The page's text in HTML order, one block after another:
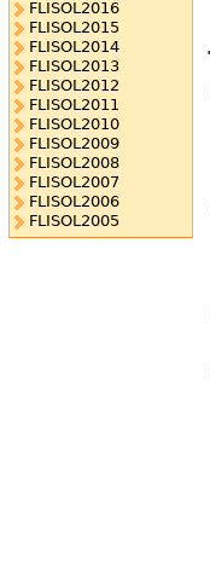
FLISOL2016
FLISOL2015
FLISOL2014
FLISOL2013
FLISOL2012
FLISOL2011
FLISOL2010
FLISOL2009
FLISOL2008
FLISOL2007
FLISOL2006
FLISOL2005